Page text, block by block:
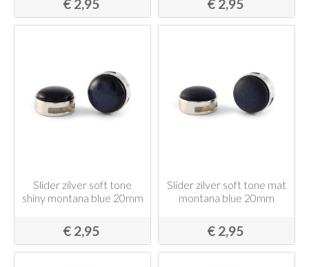
€ 2,95 € 2,95
Slider zilver soft tone
shiny montana blue 20mm
€ 2,95
Slider zilver soft tone mat
montana blue 20mm
€ 2,95